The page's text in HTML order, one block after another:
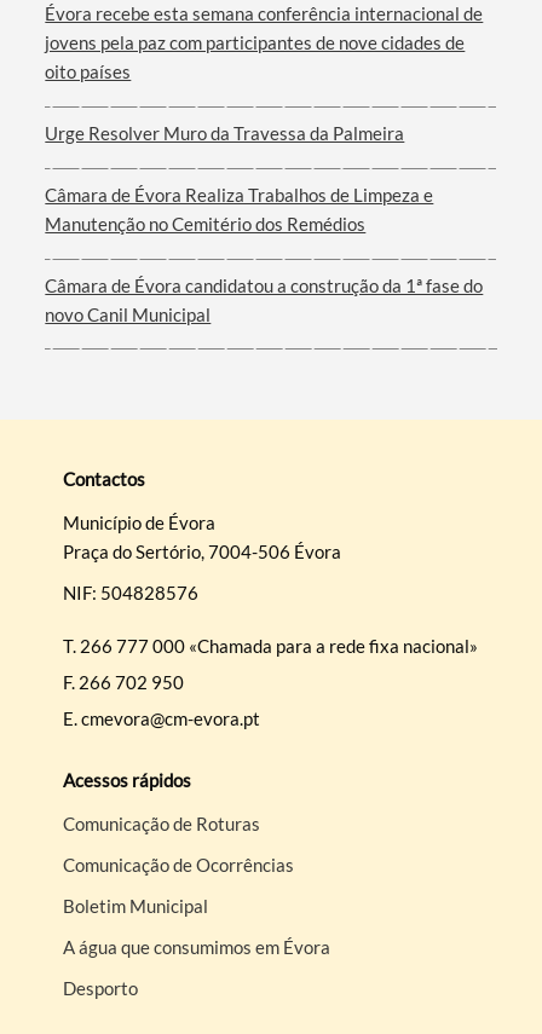
Évora recebe esta semana conferência internacional de
jovens pela paz com participantes de nove cidades de
oito países
Urge Resolver Muro da Travessa da Palmeira
Câmara de Évora Realiza Trabalhos de Limpeza e
Manutenção no Cemitério dos Remédios
Câmara de Évora candidatou a construção da 1ª fase do
novo Canil Municipal
Contactos
Município de Évora
Praça do Sertório, 7004-506 Évora
NIF: 504828576
T. 266 777 000 «Chamada para a rede fixa nacional»
F. 266 702 950
E.cmevora@cm-evora.pt
Acessos rápidos
Comunicação de Roturas
Comunicação de Ocorrências
Boletim Municipal
A água que consumimos em Évora
Desporto